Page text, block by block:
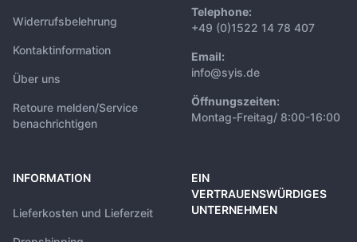
Widerrufsbelehrung
Kontaktinformation
Über uns
Retoure melden/Service
benachrichtigen
Telephone:
+49 (0)1522 14 78 407
Email:
info@syis.de
Öffnungszeiten:
Montag-Freitag/ 8:00-16:00
INFORMATION
Lieferkosten und Lieferzeit
EIN
VERTRAUENSWÜRDIGES
UNTERNEHMEN